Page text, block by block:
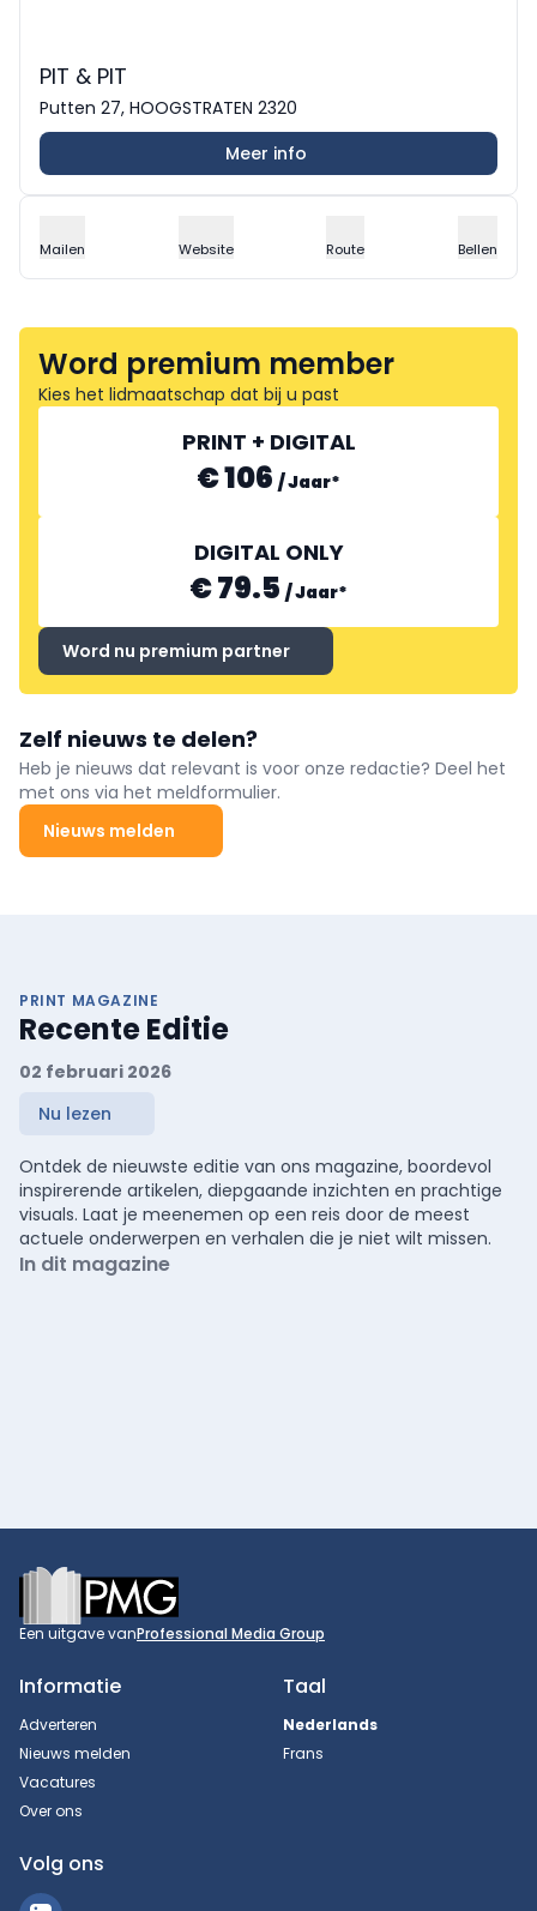
PIT & PIT
Putten 27, HOOGSTRATEN 2320
Meer info
Mailen Website Route Bellen
Word premium member
Kies het lidmaatschap dat bij u past
PRINT + DIGITAL
€ 106 /Jaar*
DIGITAL ONLY
€ 79.5 /Jaar*
Word nu premium partner
Zelf nieuws te delen?
Heb je nieuws dat relevant is voor onze redactie? Deel het
met ons via het meldformulier.
Nieuws melden
PRINT MAGAZINE
Recente Editie
02 februari 2026
Nu lezen
Ontdek de nieuwste editie van ons magazine, boordevol
inspirerende artikelen, diepgaande inzichten en prachtige
visuals. Laat je meenemen op een reis door de meest
actuele onderwerpen en verhalen die je niet wilt missen.
In dit magazine
Footer
Een uitgave vanProfessional Media Group
Informatie
Adverteren
Nieuws melden
Vacatures
Over ons
Taal
Nederlands
Frans
Volg ons